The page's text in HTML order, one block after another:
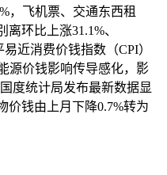
，飞机票、交通东西租
环比上涨31.1%、
近消费价钱指数（CPI）
源价钱影响传导感化，影
度统计局发布最新数据显
价钱由上月下降0.7%转为